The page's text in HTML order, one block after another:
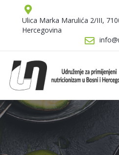
Ulica Marka Marulića 2/III,
Hercegovina